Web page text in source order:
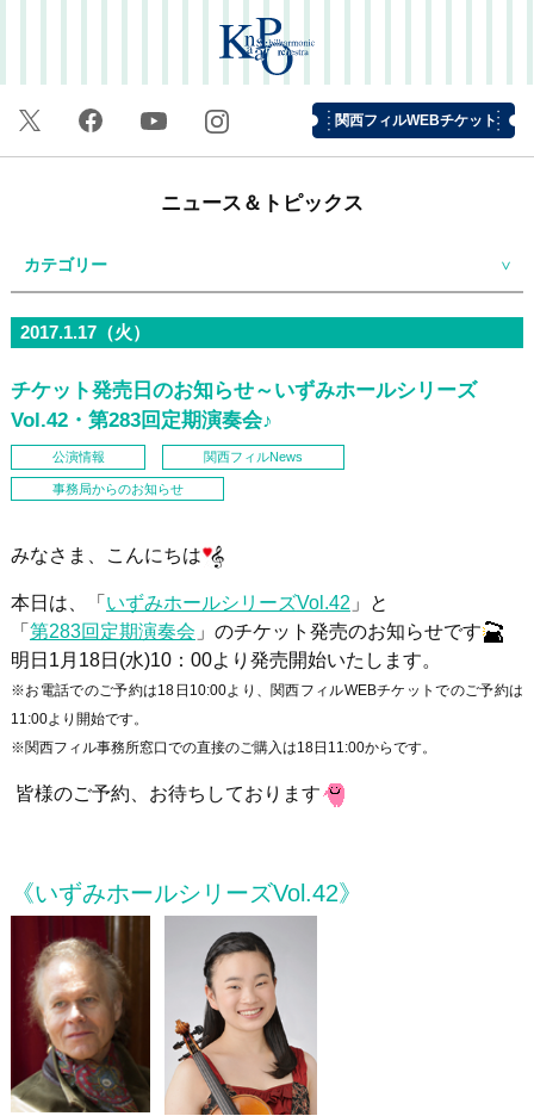
関西フィルWEBチケット
ニュース＆トピックス
カテゴリー
2017.1.17（火）
チケット発売日のお知らせ～いずみホールシリーズ
Vol.42・第283回定期演奏会♪
公演情報 関西フィルNews
事務局からのお知らせ
みなさま、こんにちは
本日は、「 いずみホールシリーズVol.42 」と
「 第283回定期演奏会 」のチケット発売のお知らせです
明日 1 月 18日 (水)10： 00より発売開始いたします。
※お電話でのご予約は18日10:00より、関西フィルWEBチケットでのご予約は
11:00より開始です。
※関西フィル事務所窓口での直接のご購入は18日11:00からです。
皆様のご予約、お待ちしております
《いずみホールシリーズVol.42》